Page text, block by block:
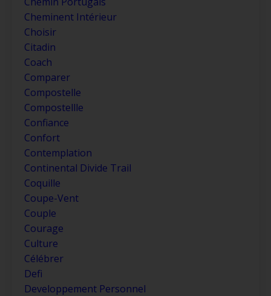
Cheminent Intérieur
Choisir
Citadin
Coach
Comparer
Compostelle
Compostellle
Confiance
Confort
Contemplation
Continental Divide Trail
Coquille
Coupe-Vent
Couple
Courage
Culture
Célébrer
Defi
Developpement Personnel